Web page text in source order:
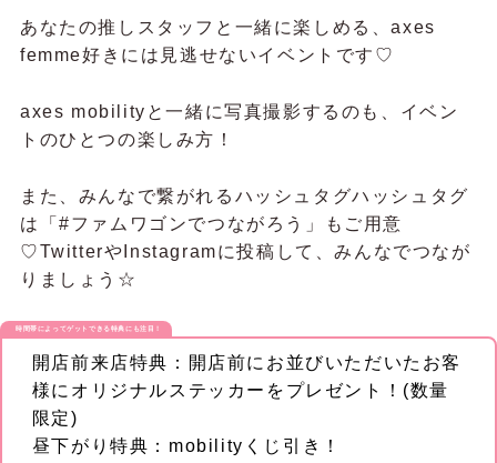
あなたの推しスタッフと一緒に楽しめる、axes
femme好きには見逃せないイベントです♡
axes mobilityと一緒に写真撮影するのも、イベン
トのひとつの楽しみ方！
また、みんなで繋がれるハッシュタグハッシュタグ
は「#ファムワゴンでつながろう」もご用意
♡TwitterやInstagramに投稿して、みんなでつなが
りましょう☆
時間帯によってゲットできる特典にも注目！
開店前来店特典：開店前にお並びいただいたお客
様にオリジナルステッカーをプレゼント！(数量
限定)
昼下がり特典：mobilityくじ引き！